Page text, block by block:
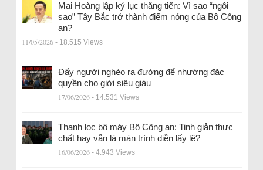
Mai Hoàng lập kỷ lục thăng tiến: Vì sao “ngôi
sao” Tây Bắc trở thành điểm nóng của Bộ Công
an?
11/05/2026 - 18.515 Views
Đẩy người nghèo ra đường để nhường đặc
quyền cho giới siêu giàu
17/06/2026 - 14.531 Views
Thanh lọc bộ máy Bộ Công an: Tinh giản thực
chất hay vẫn là màn trình diễn lấy lệ?
16/06/2026 - 4.943 Views